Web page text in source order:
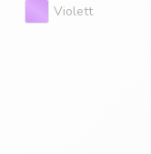
Violett